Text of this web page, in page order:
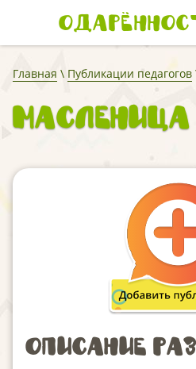
Главная \ Публикации педагогов
Масленица
Описание